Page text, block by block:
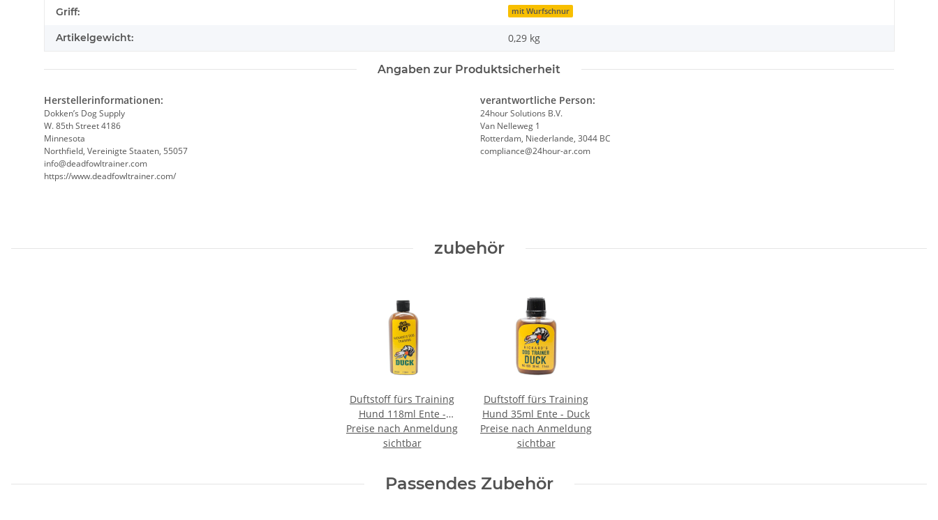
Produkteigenschaft
Wert
Griff: mit Wurfschnur
Artikelgewicht: 0,29 kg
Angaben zur Produktsicherheit
Herstellerinformationen:
Dokken’s Dog Supply
W. 85th Street 4186
Minnesota
Northfield, Vereinigte Staaten, 55057
info@deadfowltrainer.com
https://www.deadfowltrainer.com/
verantwortliche Person:
24hour Solutions B.V.
Van Nelleweg 1
Rotterdam, Niederlande, 3044 BC
compliance@24hour-ar.com
zubehör
Duftstoff fürs Training
Hund 118ml Ente -
Duck
Preise nach Anmeldung
sichtbar
Duftstoff fürs Training
Hund 35ml Ente - Duck
Preise nach Anmeldung
sichtbar
Passendes Zubehör